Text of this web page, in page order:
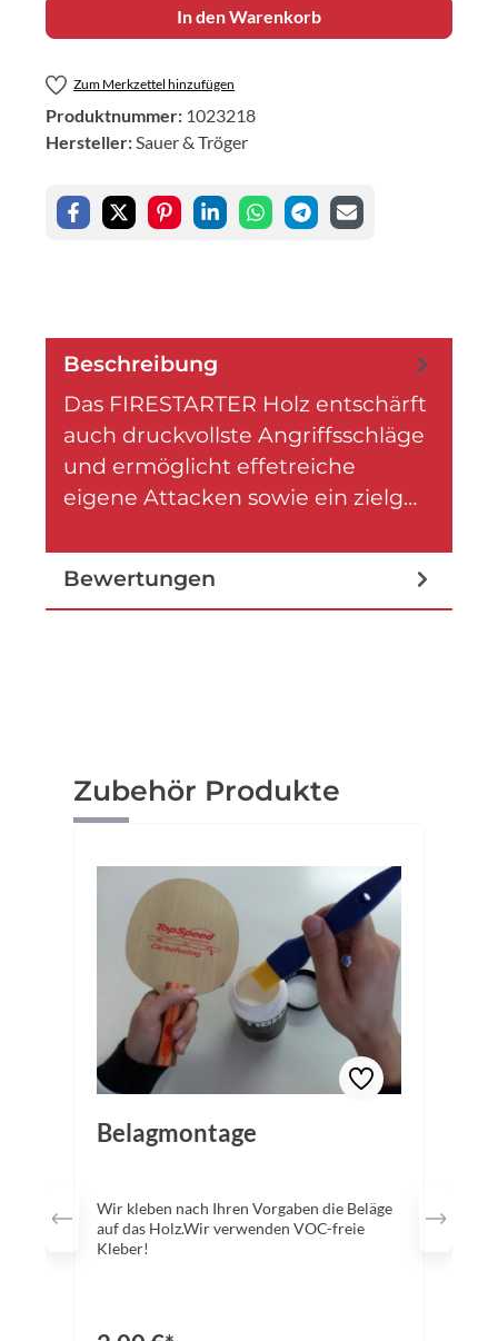
In den Warenkorb
Zum Merkzettel hinzufügen
Produktnummer: 1023218
Hersteller:Sauer & Tröger
Beschreibung
Das FIRESTARTER Holz entschärft
auch druckvollste Angriffsschläge
und ermöglicht effetreiche
eigene Attacken sowie ein zielg…
Bewertungen
Produktgalerie überspringen
Zubehör Produkte
Belagmontage
Wir kleben nach Ihren Vorgaben die Beläge
auf das Holz.Wir verwenden VOC-freie
Kleber!